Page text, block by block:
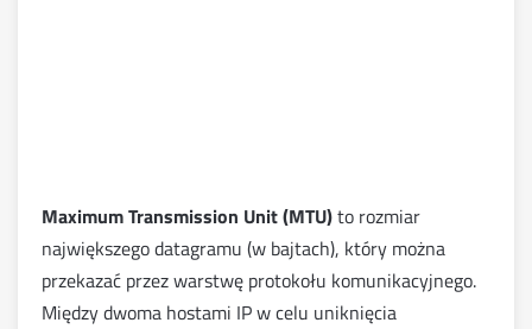
Maximum Transmission Unit (MTU)to rozmiar
największego datagramu (w bajtach), który można
przekazać przez warstwę protokołu komunikacyjnego.
Między dwoma hostami IP w celu uniknięcia